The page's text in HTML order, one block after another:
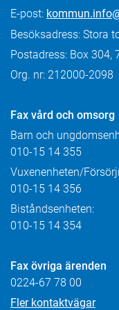
E-post:
Besöksadress: Stora
Postadress: Box 304,
Org. nr: 212000-2098
Fax vård och omsorg
Barn och
010-15 14 355
Vuxenenheten/
010-15 14 356
Biståndsenheten:
010-15 14 354
Fax övriga ärenden
0224-67 78 00
Fler kontaktvägar